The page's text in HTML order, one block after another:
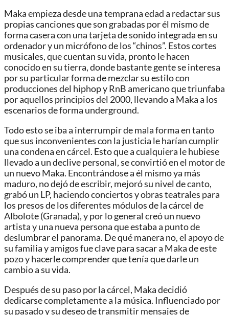
Maka empieza desde una temprana edad a redactar sus
propias canciones que son grabadas por él mismo de
forma casera con una tarjeta de sonido integrada en su
ordenador y un micrófono de los “chinos”. Estos cortes
musicales, que cuentan su vida, pronto le hacen
conocido en su tierra, donde bastante gente se interesa
por su particular forma de mezclar su estilo con
producciones del hiphop y RnB americano que triunfaba
por aquellos principios del 2000, llevando a Maka a los
escenarios de forma underground.
Todo esto se iba a interrumpir de mala forma en tanto
que sus inconvenientes con la justicia le harían cumplir
una condena en cárcel. Esto que a cualquiera le hubiese
llevado a un declive personal, se convirtió en el motor de
un nuevo Maka. Encontrándose a él mismo ya más
maduro, no dejó de escribir, mejoró su nivel de canto,
grabó un LP, haciendo conciertos y obras teatrales para
los presos de los diferentes módulos de la cárcel de
Albolote (Granada), y por lo general creó un nuevo
artista y una nueva persona que estaba a punto de
deslumbrar el panorama. De qué manera no, el apoyo de
su familia y amigos fue clave para sacar a Maka de este
pozo y hacerle comprender que tenía que darle un
cambio a su vida.
Después de su paso por la cárcel, Maka decidió
dedicarse completamente a la música. Influenciado por
su pasado y su deseo de transmitir mensajes de